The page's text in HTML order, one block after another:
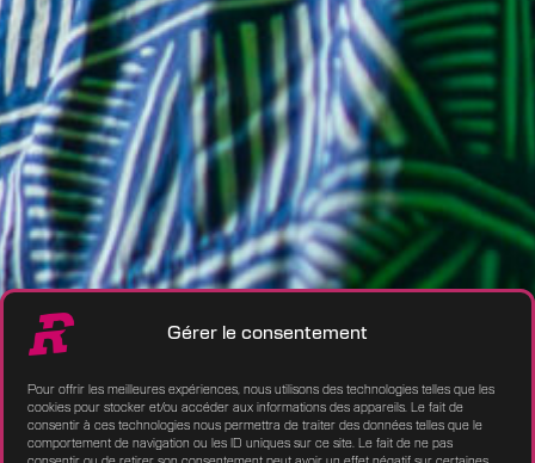
Gérer le consentement
Pour offrir les meilleures expériences, nous utilisons des technologies telles que les
cookies pour stocker et/ou accéder aux informations des appareils. Le fait de
consentir à ces technologies nous permettra de traiter des données telles que le
comportement de navigation ou les ID uniques sur ce site. Le fait de ne pas